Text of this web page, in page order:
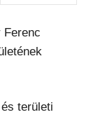
Ferenc
területi